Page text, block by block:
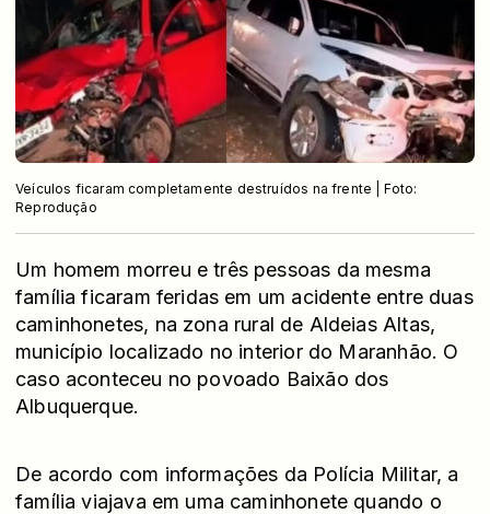
Veículos ficaram completamente destruídos na frente | Foto:
Reprodução
Um homem morreu e três pessoas da mesma
família ficaram feridas em um acidente entre duas
caminhonetes, na zona rural de Aldeias Altas,
município localizado no interior do Maranhão. O
caso aconteceu no povoado Baixão dos
Albuquerque.
De acordo com informações da Polícia Militar, a
família viajava em uma caminhonete quando o